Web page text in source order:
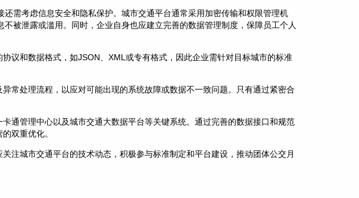
还需考虑信息安全和隐私保护。城市交通平台通常采用加密传输和权限管理机
不被泄露或滥用。同时，企业自身也应建立完善的数据管理制度，保障员工个人
议和数据格式，如JSON、XML或专有格式，因此企业需针对目标城市的标准
常处理流程，以应对可能出现的系统故障或数据不一致问题。只有通过紧密合
通管理中心以及城市交通大数据平台等关键系统。通过完善的数据接口和规范
双重优化。
注城市交通平台的技术动态，积极参与标准制定和平台建设，推动团体公交月